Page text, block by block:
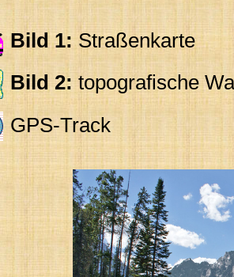
Bild 1: Straßenkarte
Bild 2: topografische
GPS-Track